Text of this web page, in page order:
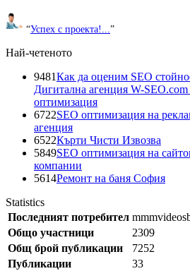
“Успех с проекта!... ”
Най-четеното
9481Как да оценим SEO
Дигитална агенция W-
оптимизация
6722SEO оптимизация на
агенция
6522Кърти Чисти Извозва
5849SEO оптимизация на
компании
5614Ремонт на баня София
Statistics
Последният потребител
Общо участници
2309
Общ брой публикации
7252
Публикации
33